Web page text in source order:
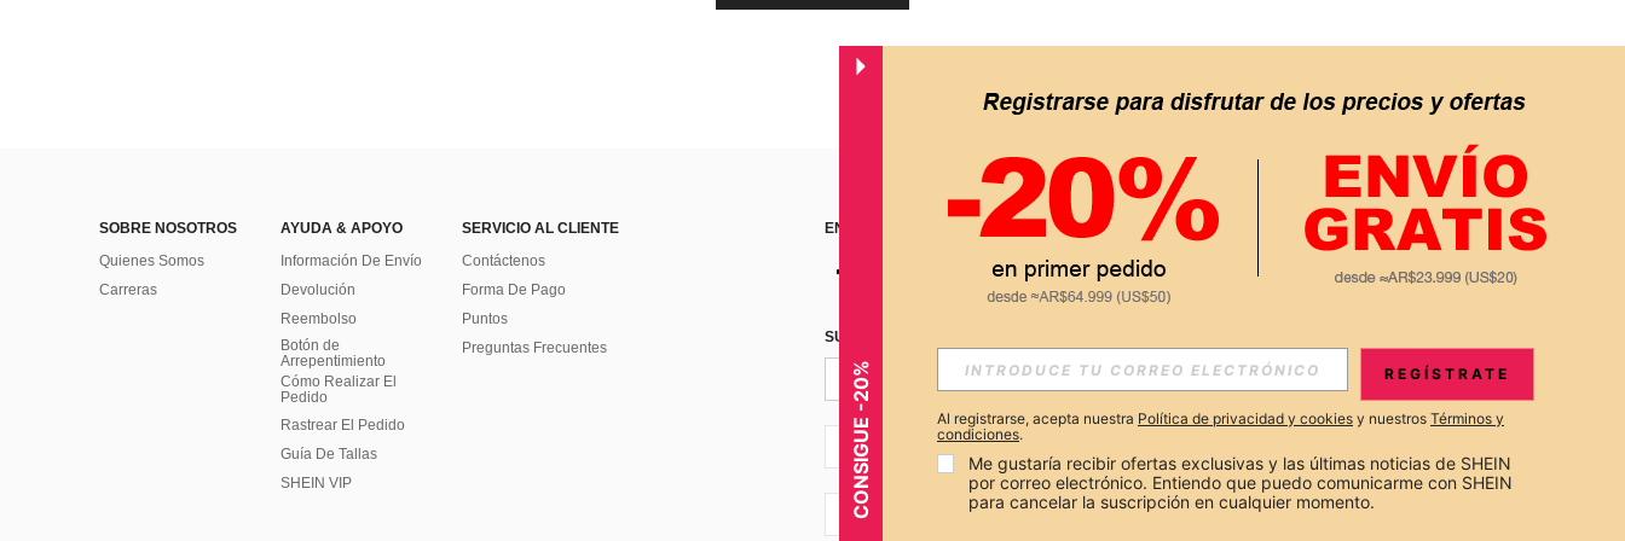
SOBRE NOSOTROS
Quienes Somos
Carreras
AYUDA & APOYO
Información De Envío
Devolución
Reembolso
Botón de
Arrepentimiento
Cómo Realizar El
Pedido
Rastrear El Pedido
Guía De Tallas
SHEIN VIP
SERVICIO AL CLIENTE
Contáctenos
Forma De Pago
Puntos
Preguntas Frecuentes
ENCUÉNTRANOS EN APP
SUSCRÍBETE PARA RECIBIR OFERTAS EXCLUSIVAS, PROMOCIONES Y NOTICIAS DE SHEIN
Suscribir
AR + 54
AR + 54
CONSIGUE -20% REGÍSTRATE
Al registrarse, acepta nuestra Política de privacidad y cookies y nuestros Términos y
condiciones.
Me gustaría recibir ofertas exclusivas y las últimas noticias de SHEIN
por correo electrónico. Entiendo que puedo comunicarme con SHEIN
para cancelar la suscripción en cualquier momento.